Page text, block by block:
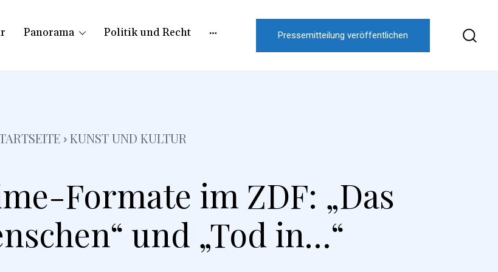
Panorama Politik und Recht Pressemitteilung veröffentlichen
KUNST UND KULTUR
Formate im ZDF: „Das
und „Tod in…“